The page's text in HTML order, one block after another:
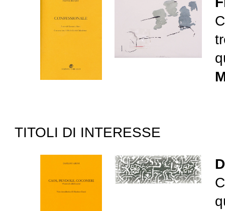
TITOLI DI INTERESSE